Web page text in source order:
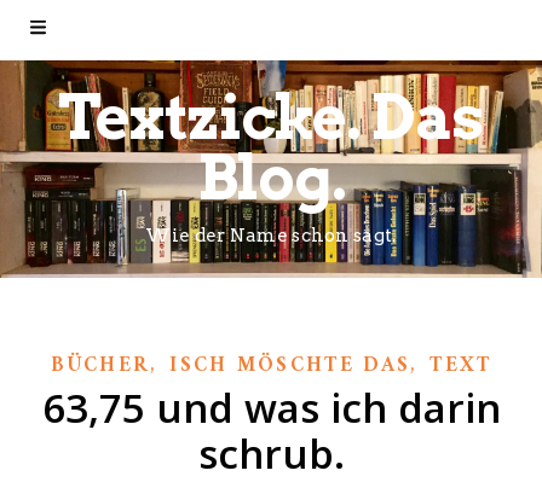
Textzicke. Das
Blog.
Wie der Name schon sagt.
BÜCHER,ISCH MÖSCHTE DAS,TEXT
63,75 und was ich darin
schrub.